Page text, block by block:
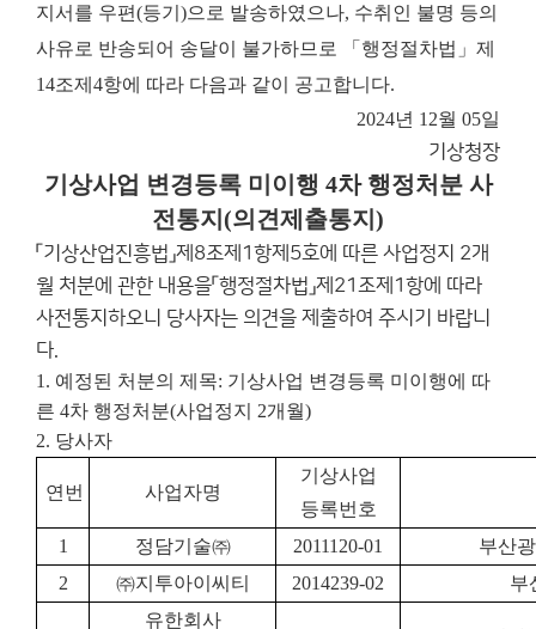
지서를 우편(등기)으로 발송하였으나, 수취인 불명 등의
사유로 반송되어 송달이 불가하므로 「행정절차법」제
14조제4항에 따라 다음과 같이 공고합니다.
2024년 12월 05일
기상청장
기상사업 변경등록 미이행 4차 행정처분 사
전통지(의견제출통지)
「기상산업진흥법」제8조제1항제5호에 따른 사업정지 2개
월 처분에 관한 내용을「행정절차법」제21조제1항에 따라
사전통지하오니 당사자는 의견을 제출하여 주시기 바랍니
다.
1. 예정된 처분의 제목: 기상사업 변경등록 미이행에 따
른 4차 행정처분(사업정지 2개월)
2. 당사자
연번 사업자명
기상사업
등록번호
1
정담기술㈜ 2011120-01
부산
2
㈜지투아이씨티 2014239-02 부
유한회사